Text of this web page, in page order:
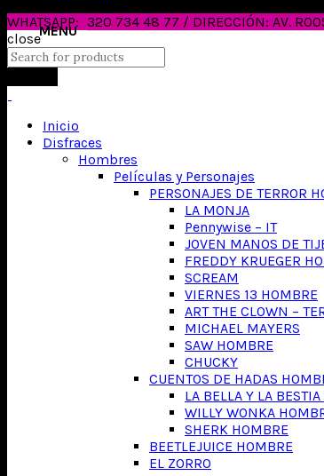
WHATSAPP: 320 734 48 77 / DIRECCIÓN: AV.
close
Inicio
Disfraces
Hombres
Películas y Personajes
PERSONAJES DE TERROR
LA MONJA
Pennywise – IT
JOVEN MANOS DE
FREDDY KRUEGER
SCREAM
VIERNES 13 HOMBRE
ART THE CLOWN –
MICHAEL MAYERS
SAW HOMBRE
CHUCKY
CUENTOS DE HADAS
LA BELLA Y LA
WILLY WONKA
SHERK HOMBRE
BEETLEJUICE HOMBRE
EL ZORRO